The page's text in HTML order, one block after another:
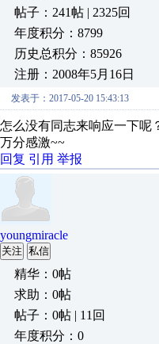
帖子：241帖 | 2325回
年度积分：8799
历史总积分：85926
注册：2008年5月16日
发表于：2017-05-20 15:43:13
怎么没有同志来响应一下呢
万分感激~~
回复 引用 举报
youngmiracle
关注 私信
精华：0帖
求助：0帖
帖子：0帖 | 11回
年度积分：0